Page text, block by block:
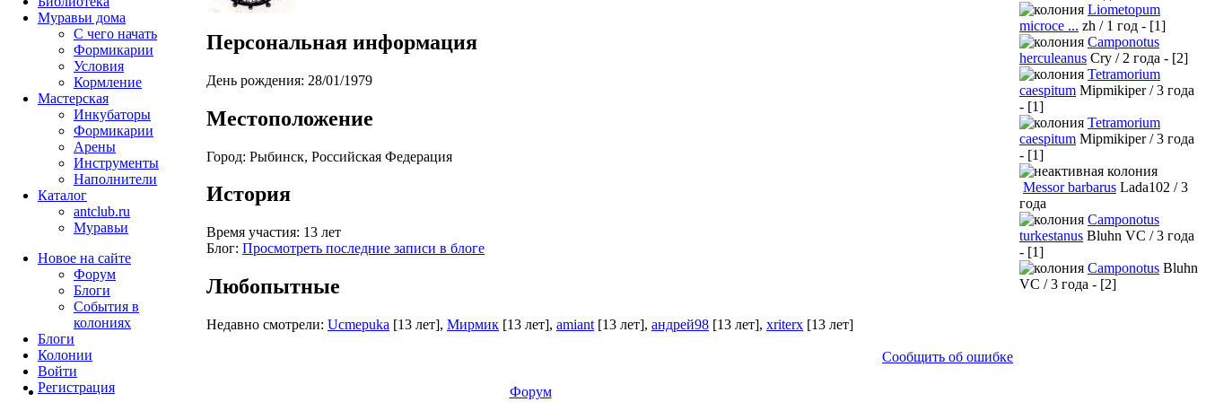
Персональная информация
День рождения: 28/01/1979
Местоположение
Город: Рыбинск, Российская Федерация
История
Время участия: 13 лет
Блог: Просмотреть последние записи в блоге
Любопытные
Недавно смотрели: Ucmepuka [13 лет], Мирмик [13 лет], amiant [13 лет], андрей98 [13 лет], xriterx [13 лет]
Сообщить об ошибке
Муравьи дома
С чего начать
Формикарии
Условия
Кормление
Мастерская
Инкубаторы
Формикарии
Арены
Инструменты
Наполнители
Каталог
antclub.ru
Муравьи
Новое на сайте
Форум
Блоги
События в
колониях
Блоги
Колонии
Войти
Peгиcтpaция
Liometopum
microce ... zh / 1 год - [1]
Camponotus
herculeanus Cry / 2 года - [2]
Tetramorium
caespitum Mipmikiper / 3 года
- [1]
Tetramorium
caespitum Mipmikiper / 3 года
- [1]
Messor barbarus Lada102 / 3
года
Camponotus
turkestanus Bluhn VC / 3 года
- [1]
Camponotus Bluhn
VC / 3 года - [2]
Форум